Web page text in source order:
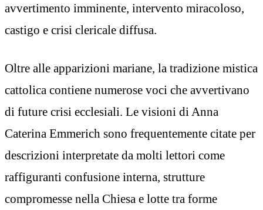
avvertimento imminente, intervento miracoloso,
castigo e crisi clericale diffusa.
Oltre alle apparizioni mariane, la tradizione mistica
cattolica contiene numerose voci che avvertivano
di future crisi ecclesiali. Le visioni di Anna
Caterina Emmerich sono frequentemente citate per
descrizioni interpretate da molti lettori come
raffiguranti confusione interna, strutture
compromesse nella Chiesa e lotte tra forme